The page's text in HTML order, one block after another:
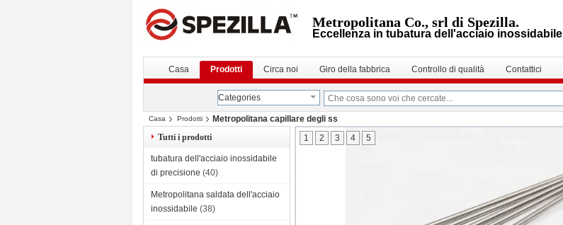
Metropolitana Co., srl di Spezilla.
Eccellenza in tubatura dell'acciaio inossidabile
Casa Prodotti Circa noi Giro della fabbrica Controllo di qualità Contattici
Categories
Casa Prodotti
Metropolitana capillare degli ss
Tutti i prodotti
tubatura dell'acciaio inossidabile
di precisione (40)
Metropolitana saldata dell'acciaio
inossidabile (38)
1 2 3 4 5